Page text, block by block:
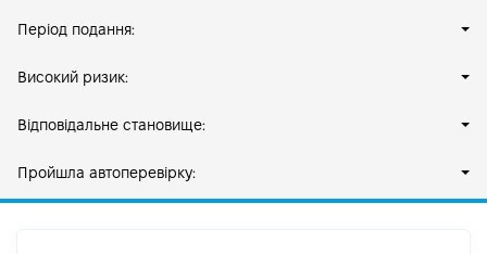
Період подання:
Високий ризик:
Відповідальне становище:
Пройшла автоперевірку: